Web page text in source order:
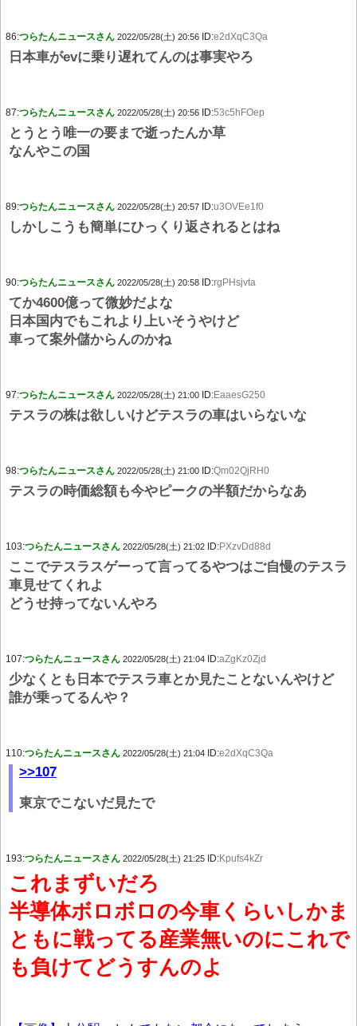
86:つらたんニュースさん 2022/05/28(土) 20:56 ID:e2dXqC3Qa
日本車がevに乗り遅れてんのは事実やろ
87:つらたんニュースさん 2022/05/28(土) 20:56 ID:53c5hFOep
とうとう唯一の要まで逝ったんか草
なんやこの国
89:つらたんニュースさん 2022/05/28(土) 20:57 ID:u3OVEe1f0
しかしこうも簡単にひっくり返されるとはね
90:つらたんニュースさん 2022/05/28(土) 20:58 ID:rgPHsjvta
てか4600億って微妙だよな
日本国内でもこれより上いそうやけど
車って案外儲からんのかね
97:つらたんニュースさん 2022/05/28(土) 21:00 ID:EaaesG250
テスラの株は欲しいけどテスラの車はいらないな
98:つらたんニュースさん 2022/05/28(土) 21:00 ID:Qm02QjRH0
テスラの時価総額も今やピークの半額だからなあ
103:つらたんニュースさん 2022/05/28(土) 21:02 ID:PXzvDd88d
ここでテスラスゲーって言ってるやつはご自慢のテスラ
車見せてくれよ
どうせ持ってないんやろ
107:つらたんニュースさん 2022/05/28(土) 21:04 ID:aZgKz0Zjd
少なくとも日本でテスラ車とか見たことないんやけど
誰が乗ってるんや？
110:つらたんニュースさん 2022/05/28(土) 21:04 ID:e2dXqC3Qa
>>107
東京でこないだ見たで
193:つらたんニュースさん 2022/05/28(土) 21:25 ID:Kpufs4kZr
これまずいだろ
半導体ボロボロの今車くらいしかま
ともに戦ってる産業無いのにこれで
も負けてどうすんのよ